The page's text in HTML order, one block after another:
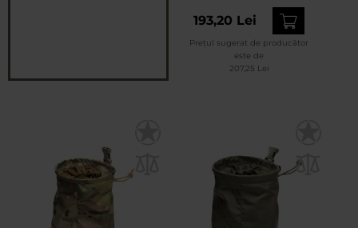
193,20 Lei
Prețul sugerat de producător
este de
207,25 Lei